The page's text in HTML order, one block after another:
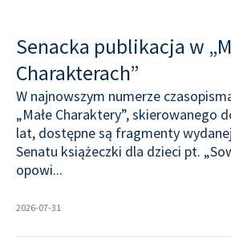
Senacka publikacja w
Charakterach”
W najnowszym numerze
„Małe Charaktery”, skierowanego
lat, dostępne są fragmenty
Senatu książeczki dla dzieci pt.
opowi...
2026-07-31